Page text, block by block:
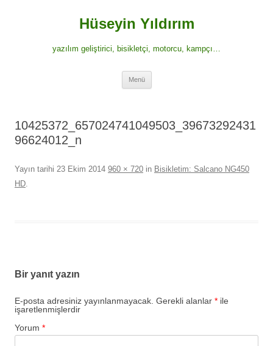
Hüseyin Yıldırım
yazılım geliştirici, bisikletçi, motorcu, kampçı…
Menü
10425372_657024741049503_39673292431
96624012_n
Yayın tarihi 23 Ekim 2014 960 × 720 in Bisikletim: Salcano NG450
HD.
Bir yanıt yazın
E-posta adresiniz yayınlanmayacak. Gerekli alanlar * ile
işaretlenmişlerdir
Yorum *